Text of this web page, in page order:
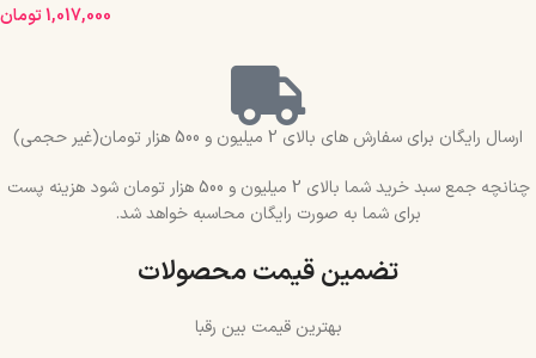
1,017,000تومان
ارسال رایگان برای سفارش های بالای 2 میلیون و 500 هزار تومان(غیر حجمی)
چنانچه جمع سبد خرید شما بالای 2 میلیون و 500 هزار تومان شود هزینه پست
برای شما به صورت رایگان محاسبه خواهد شد.
تضمین قیمت محصولات
بهترین قیمت بین رقبا